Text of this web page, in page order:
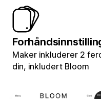
Maker inkluderer 2
din, inkludert Bloom